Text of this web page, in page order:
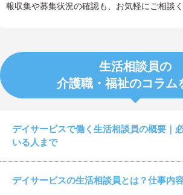
報収集や募集状況の確認も、お気軽にご相談く
生活相談員の
介護職・福祉のコラム
デイサービスで働く生活相談員の概要｜
いる人まで
デイサービスの生活相談員とは？仕事内